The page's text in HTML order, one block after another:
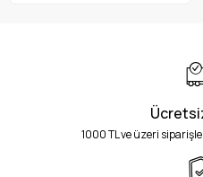
1000 TL ve üzeri